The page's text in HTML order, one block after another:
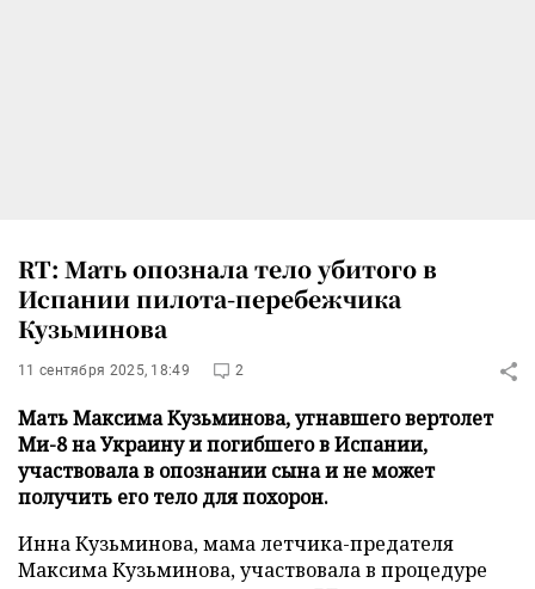
RT: Мать опознала тело убитого в
Испании пилота-перебежчика
Кузьминова
11 сентября 2025, 18:49 2
Мать Максима Кузьминова, угнавшего вертолет
Ми-8 на Украину и погибшего в Испании,
участвовала в опознании сына и не может
получить его тело для похорон.
Инна Кузьминова, мама летчика-предателя
Максима Кузьминова, участвовала в процедуре